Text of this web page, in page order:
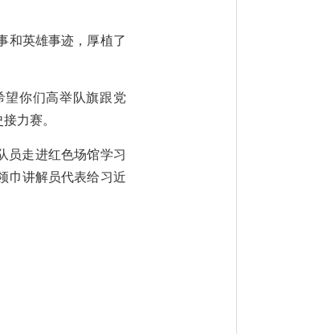
和英雄事迹，厚植了
望你们高举队旗跟党
力赛。
员走进红色场馆学习
巾讲解员代表给习近